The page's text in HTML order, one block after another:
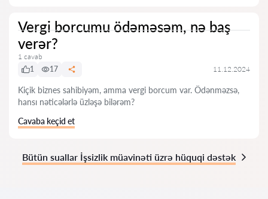
Vergi borcumu ödəməsəm, nə baş
verər?
1 cavab
1
17 11.12.2024
Kiçik biznes sahibiyəm, amma vergi borcum var. Ödənməzsə,
hansı nəticələrlə üzləşə bilərəm?
Cavaba keçid et
Bütün suallar İşsizlik müavinəti üzrə hüquqi dəstək